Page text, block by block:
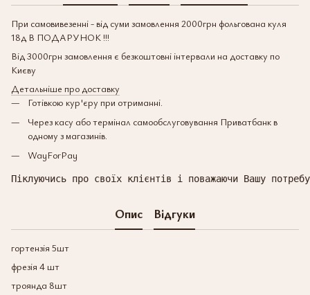
При самовивезенні - від суми замовлення 2000грн фольгована куля
18д В ПОДАРУНОК !!!
Від 3000грн замовлення є безкоштовні інтервали на доставку по
Києву
Детальніше про доставку
Готівкою кур'єру при отриманні.
Через касу або термінал самообслуговування Приватбанк в
одному з магазинів.
WayForPay
Піклуючись про своїх клієнтів і поважаючи Вашу
Опис Відгуки
гортензія 5шт
фрезія 4 шт
троянда 8шт